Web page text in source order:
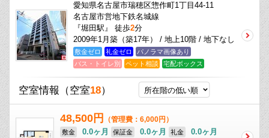
愛知県名古屋市瑞穂区惣作町1丁目44-11
名古屋市営地下鉄名城線
『堀田駅』 徒歩2分
2009年1月築（築17年） / 地上10階 / 地下なし
敷金ゼロ 礼金ゼロ
パノラマ画像あり
バス・トイレ別
ペット相談 宅配ボックス
空室情報 （空室18）
48,500円 （管理費：6,000円）
敷金 0.0ヶ月 保証金 0.0ヶ月 礼金
0.0ヶ月